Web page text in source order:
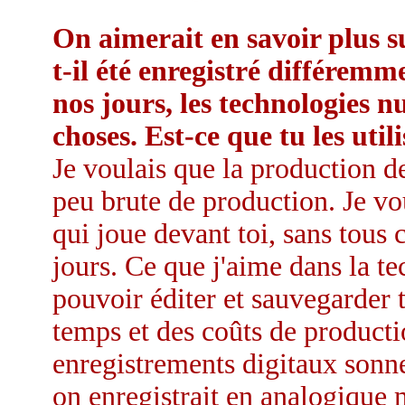
On aimerait en savoir plus
t-il été enregistré
nos jours, les technologies
choses. Est-ce que tu les
Je voulais que la production
peu brute de production. Je
qui joue devant toi, sans tous
jours. Ce que j'aime dans la
pouvoir éditer et
temps et des coûts de
enregistrements digitaux
on enregistrait en analogique